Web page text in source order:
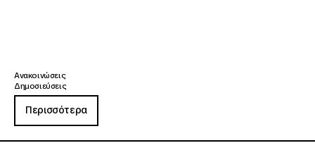
Ανακοινώσεις
Δημοσιεύσεις
Περισσότερα